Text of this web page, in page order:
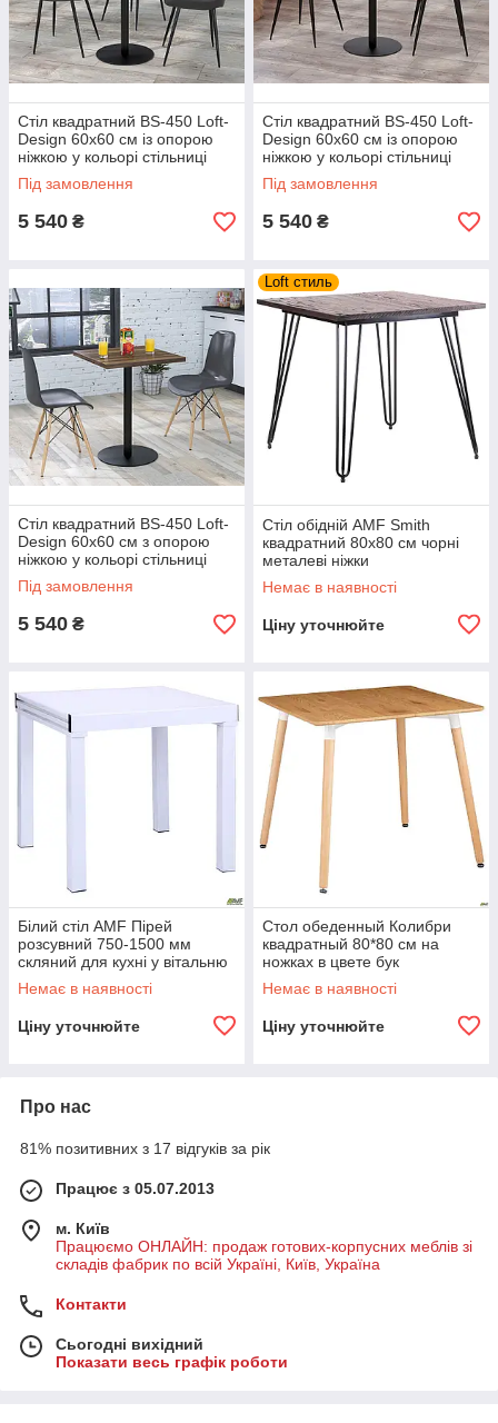
Стіл квадратний BS-450 Loft-
Design 60х60 см із опорою
ніжкою у кольорі стільниці
біла-альба
Під замовлення
5 540 ₴
Стіл квадратний BS-450 Loft-
Design 60х60 см із опорою
ніжкою у кольорі стільниці
дуб-борас бежева
Під замовлення
5 540 ₴
Стіл квадратний BS-450 Loft-
Design 60х60 см з опорою
ніжкою у кольорі стільниці
горіх-модена
Під замовлення
5 540 ₴
Loft стиль
Стіл обідній AMF Smith
квадратний 80х80 см чорні
металеві ніжки
Немає в наявності
Ціну уточнюйте
Білий стіл AMF Пірей
розсувний 750-1500 мм
скляний для кухні у вітальню
для обідньої зони
Немає в наявності
Ціну уточнюйте
Стол обеденный Колибри
квадратный 80*80 см на
ножках в цвете бук
Немає в наявності
Ціну уточнюйте
Про нас
81% позитивних з 17 відгуків за рік
Працює з 05.07.2013
м. Київ
Працюємо ОНЛАЙН: продаж готових-корпусних меблів зі
складів фабрик по всій Україні, Київ, Україна
Контакти
Сьогодні вихідний
Показати весь графік роботи